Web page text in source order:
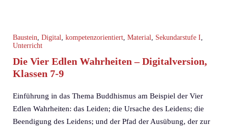
Baustein Digital kompetenzorientiert Material Sekundarstufe I
Unterricht
Die Vier Edlen Wahrheiten – Digitalversion,
Klassen 7-9
Einführung in das Thema Buddhismus am Beispiel der Vier
Edlen Wahrheiten: das Leiden; die Ursache des Leidens; die
Beendigung des Leidens; und der Pfad der Ausübung, der zur